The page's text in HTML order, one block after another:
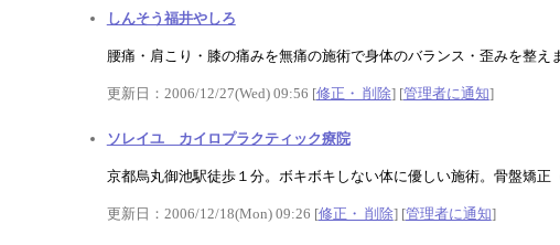
しんそう福井やしろ
腰痛・肩こり・膝の痛みを無痛の施術で身体のバランス・歪みを整え
更新日：2006/12/27(Wed) 09:56 [修正・ 削除] [管理者に通知]
ソレイユ カイロプラクティック療院
京都烏丸御池駅徒歩１分。ボキボキしない体に優しい施術。骨盤矯
更新日：2006/12/18(Mon) 09:26 [修正・ 削除] [管理者に通知]